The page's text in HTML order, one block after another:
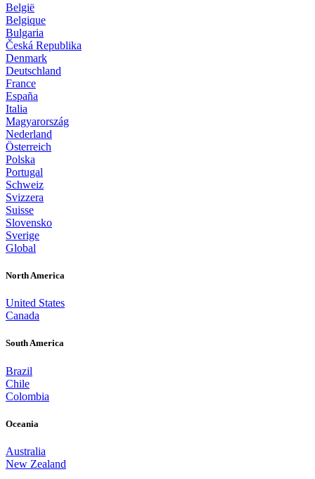
België
Belgique
Bulgaria
Česká Republika
Denmark
Deutschland
France
España
Italia
Magyarország
Nederland
Österreich
Polska
Portugal
Schweiz
Svizzera
Suisse
Slovensko
Sverige
Global
North America
United States
Canada
South America
Brazil
Chile
Colombia
Oceania
Australia
New Zealand